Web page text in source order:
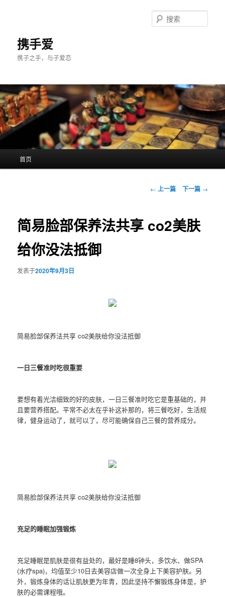
携手爱
携子之手，与子爱恋
索
首页
文
← 上一篇 下一篇 →
简易脸部保养法共享 co2美肤
给你没法抵御
发表于2020年9月3日
简易脸部保养法共享 co2美肤给你没法抵御
一日三餐准时吃很重要
要想有着光洁细致的好的皮肤，一日三餐准时吃它是重基础的，并
且要营养搭配。平常不必太在乎补这补那的，将三餐吃好，生活规
律，健身运动了，就可以了，尽可能确保自己三餐的营养成分。
简易脸部保养法共享 co2美肤给你没法抵御
充足的睡眠加强锻炼
充足睡眠是肌肤是很有益处的，最好是睡8钟头，多饮水、做SPA
(水疗spa)，均值至少10日去美容店做一次全身上下美容护肤。另
外，锻炼身体的话让肌肤更为年青，因此坚持不懈锻炼身体是，护
肤的必需课程哦。